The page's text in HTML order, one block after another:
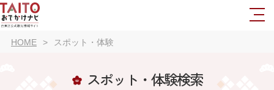
HOME スポット・体験
スポット・体験検索